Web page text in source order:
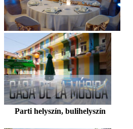
Parti helyszín, bulihelyszín